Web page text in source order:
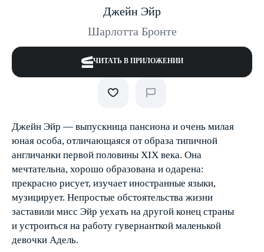
Джейн Эйр
Шарлотта Бронте
ЧИТАТЬ В ПРИЛОЖЕНИИ
Джейн Эйр — выпускница пансиона и очень милая
юная особа, отличающаяся от образа типичной
англичанки первой половины XIX века. Она
мечтательна, хорошо образована и одарена:
прекрасно рисует, изучает иностранные языки,
музицирует. Непростые обстоятельства жизни
заставили мисс Эйр уехать на другой конец страны
и устроиться на работу гувернанткой маленькой
девочки Адель.